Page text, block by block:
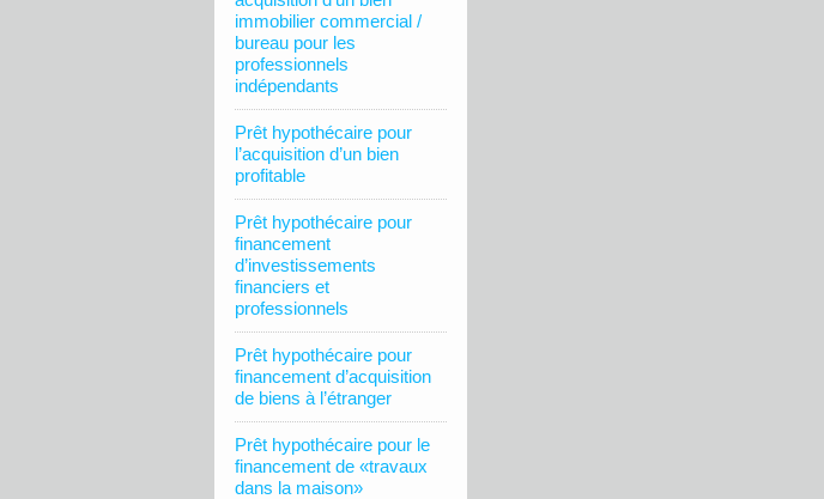
immobilier commercial /
bureau pour les
professionnels
indépendants
Prêt hypothécaire pour
l’acquisition d’un bien
profitable
Prêt hypothécaire pour
financement
d’investissements
financiers et
professionnels
Prêt hypothécaire pour
financement d’acquisition
de biens à l’étranger
Prêt hypothécaire pour le
financement de «travaux
dans la maison»